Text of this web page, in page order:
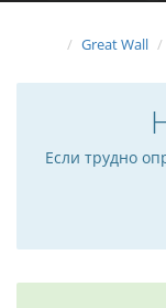
Great Wall
Если трудно